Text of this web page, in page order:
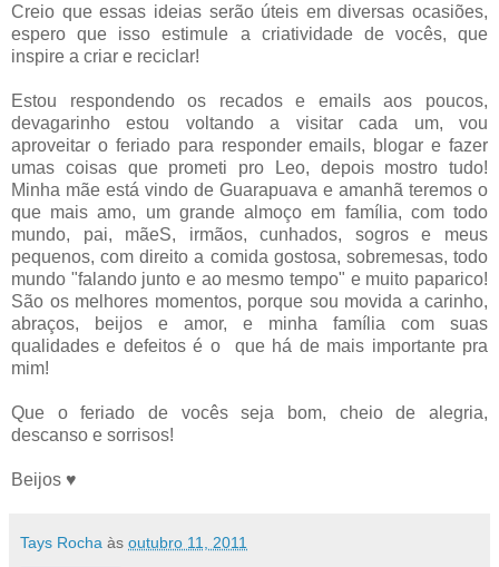
Creio que essas ideias serão úteis em diversas ocasiões,
espero que isso estimule a criatividade de vocês, que
inspire a criar e reciclar!
Estou respondendo os recados e emails aos poucos,
devagarinho estou voltando a visitar cada um, vou
aproveitar o feriado para responder emails, blogar e fazer
umas coisas que prometi pro Leo, depois mostro tudo!
Minha mãe está vindo de Guarapuava e amanhã teremos o
que mais amo, um grande almoço em família, com todo
mundo, pai, mãeS, irmãos, cunhados, sogros e meus
pequenos, com direito a comida gostosa, sobremesas, todo
mundo "falando junto e ao mesmo tempo" e muito paparico!
São os melhores momentos, porque sou movida a carinho,
abraços, beijos e amor, e minha família com suas
qualidades e defeitos é o que há de mais importante pra
mim!
Que o feriado de vocês seja bom, cheio de alegria,
descanso e sorrisos!
Beijos ♥
Tays Rocha às outubro 11, 2011